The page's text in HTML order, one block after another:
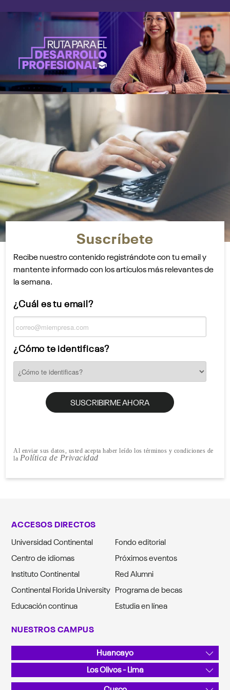
Suscríbete
Recibe nuestro contenido registrándote con tu email y
mantente informado con los artículos más relevantes de
la semana.
¿Cuál es tu email?
¿Cómo te identificas?
Al enviar sus datos, usted acepta haber leído los términos y condiciones de
la Política de Privacidad
ACCESOS DIRECTOS
Universidad Continental
Fondo editorial
Centro de idiomas
Próximos eventos
Instituto Continental
Red Alumni
Continental Florida University Programa de becas
Educación continua
Estudia en línea
NUESTROS CAMPUS
Huancayo
Av. San Carlos 1980, Urb. San Antonio
Teléfono: 064 481430
Los Olivos - Lima
Av. Alfredo Mendiola 5210